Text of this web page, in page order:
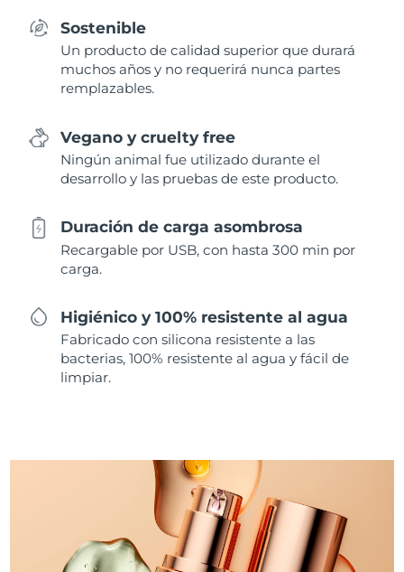
Sostenible
Un producto de calidad superior que durará
muchos años y no requerirá nunca partes
remplazables.
Vegano y cruelty free
Ningún animal fue utilizado durante el
desarrollo y las pruebas de este producto.
Duración de carga asombrosa
Recargable por USB, con hasta 300 min por
carga.
Higiénico y 100% resistente al agua
Fabricado con silicona resistente a las
bacterias, 100% resistente al agua y fácil de
limpiar.